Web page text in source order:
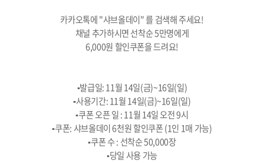
카카오톡에 "샤브올데이" 를 검색해 주세요!
채널 추가하시면 선착순 5만명에게
6,000원 할인쿠폰을 드려요!
▪️발급일: 11월 14일(금)~16일(일)
▪️사용기간: 11월 14일(금)~16일(일)
▪️쿠폰 오픈 일 : 11월 14일 오전 9시
▪️쿠폰: 샤브올데이 6천원 할인쿠폰 (1인 1매 가능)
▪️쿠폰 수 : 선착순 50,000장
▪️당일 사용 가능